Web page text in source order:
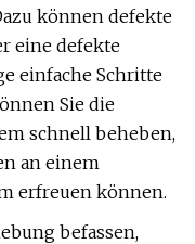
können defekte
eine defekte
einfache Schritte
Sie die
schnell beheben,
an einem
erfreuen können.
befassen,